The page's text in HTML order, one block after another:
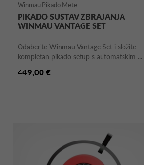
Winmau Pikado Mete
PIKADO SUSTAV ZBRAJANJA
WINMAU VANTAGE SET
Odaberite Winmau Vantage Set i složite
kompletan pikado setup s automatskim ...
449,00 €